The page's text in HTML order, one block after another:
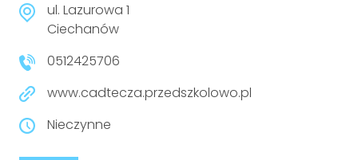
ul. Lazurowa 1
Ciechanów
0512425706
www.cadtecza.przedszkolowo.pl
Nieczynne